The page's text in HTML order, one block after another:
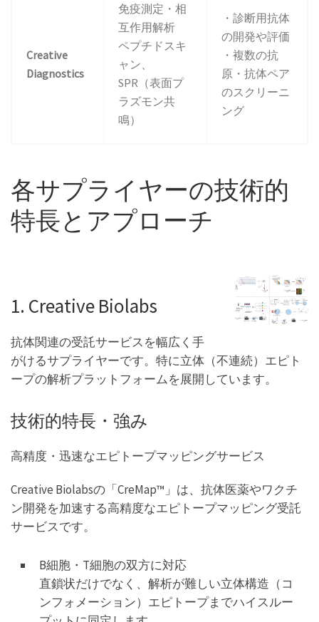
Creative
Diagnostics
免疫測定・相
互作用解析
ペプチドスキ
ャン、
SPR（表面プ
ラズモン共
鳴）
・診断用抗体
の開発や評価
・複数の抗
原・抗体ペア
のスクリーニ
ング
各サプライヤーの技術的
特長とアプローチ
1. Creative Biolabs
抗体関連の受託サービスを幅広く手
がけるサプライヤーです。特に立体（不連続）エピト
ープの解析プラットフォームを展開しています。
技術的特長・強み
高精度・迅速なエピトープマッピングサービス
Creative Biolabsの「CreMap™」は、抗体医薬やワクチ
ン開発を加速する高精度なエピトープマッピング受託
サービスです。
B細胞・T細胞の双方に対応
直鎖状だけでなく、解析が難しい立体構造（コ
ンフォメーション）エピトープまでハイスルー